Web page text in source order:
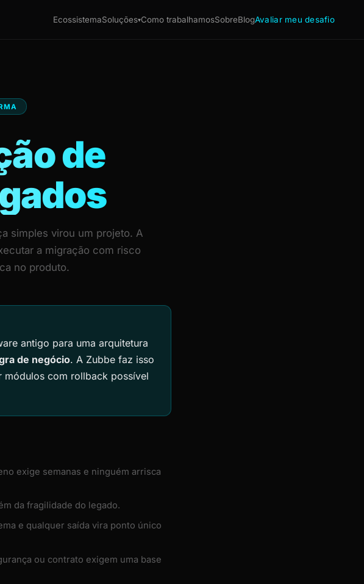
EcossistemaSoluções▾Como trabalhamosSobreBlogAvaliar meu desafio
de
simples virou um projeto. A
a migração com risco
no produto.
antigo para uma arquitetura
de negócio. A Zubbe faz isso
módulos com rollback possível
exige semanas e ninguém arrisca
da fragilidade do legado.
e qualquer saída vira ponto único
ou contrato exigem uma base